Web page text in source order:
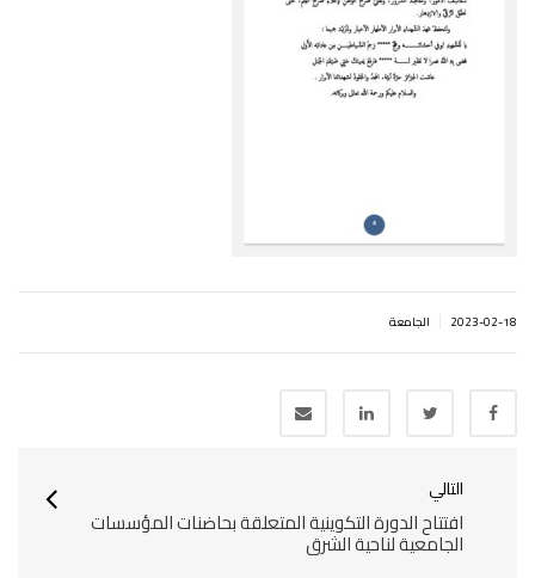
2023-02-18 الجامعة
التالي
افتتاح الدورة التكوينية المتعلقة بحاضنات المؤسسات
الجامعية لناحية الشرق